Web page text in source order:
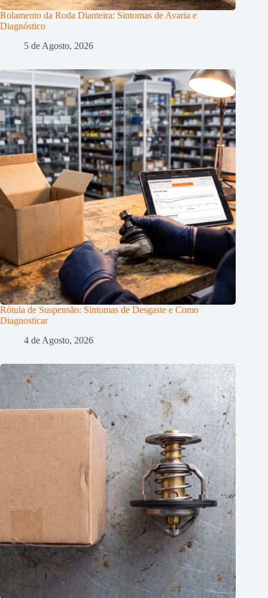
Rolamento da Roda Dianteira: Sintomas de Avaria e
Diagnóstico
5 de Agosto, 2026
Rótula de Suspensão: Sintomas de Desgaste e Como
Diagnosticar
4 de Agosto, 2026